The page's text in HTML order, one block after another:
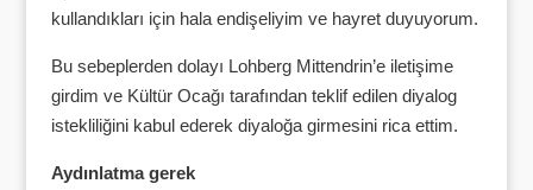
kullandıkları için hala endişeliyim ve hayret duyuyorum.
Bu sebeplerden dolayı Lohberg Mittendrin’e iletişime
girdim ve Kültür Ocağı tarafından teklif edilen diyalog
istekliliğini kabul ederek diyaloğa girmesini rica ettim.
Aydınlatma gerek